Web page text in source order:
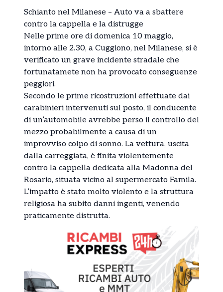
Schianto nel Milanese – Auto va a sbattere
contro la cappella e la distrugge
Nelle prime ore di domenica 10 maggio,
intorno alle 2.30, a Cuggiono, nel Milanese, si è
verificato un grave incidente stradale che
fortunatamete non ha provocato conseguenze
peggiori.
Secondo le prime ricostruzioni effettuate dai
carabinieri intervenuti sul posto, il conducente
di un’automobile avrebbe perso il controllo del
mezzo probabilmente a causa di un
improvviso colpo di sonno. La vettura, uscita
dalla carreggiata, è finita violentemente
contro la cappella dedicata alla Madonna del
Rosario, situata vicino al supermercato Famila.
L’impatto è stato molto violento e la struttura
religiosa ha subito danni ingenti, venendo
praticamente distrutta.